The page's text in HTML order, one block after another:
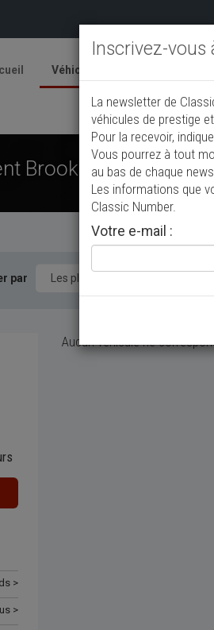
Véhicules
Ajouter une
Brooklands de
par
>
>
Aucun véhicule ne
Inscrivez-
La newsletter de
véhicules de prestige
Pour la recevoir,
Vous pourrez à tout
au bas de chaque
Les informations que
Classic Number.
Votre e-mail :